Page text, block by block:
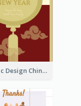
Graphic Design Chinese New Year Greeting Card With Decorations